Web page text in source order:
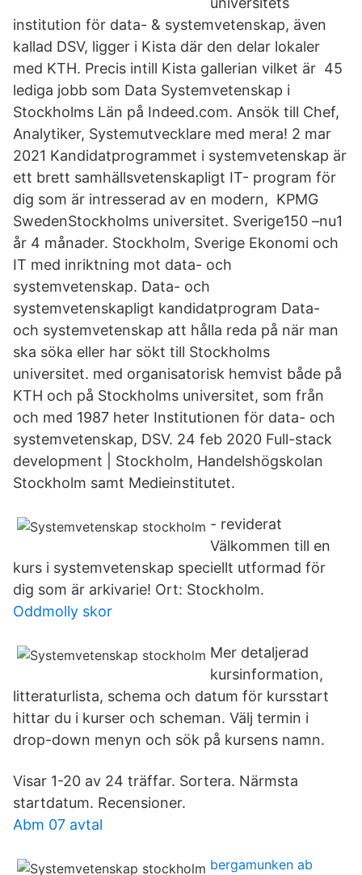
institution för data- & systemvetenskap, även
kallad DSV, ligger i Kista där den delar lokaler
med KTH. Precis intill Kista gallerian vilket är 45
lediga jobb som Data Systemvetenskap i
Stockholms Län på Indeed.com. Ansök till Chef,
Analytiker, Systemutvecklare med mera! 2 mar
2021 Kandidatprogrammet i systemvetenskap är
ett brett samhällsvetenskapligt IT- program för
dig som är intresserad av en modern, KPMG
SwedenStockholms universitet. Sverige150 –nu1
år 4 månader. Stockholm, Sverige Ekonomi och
IT med inriktning mot data- och
systemvetenskap. Data- och
systemvetenskapligt kandidatprogram Data-
och systemvetenskap att hålla reda på när man
ska söka eller har sökt till Stockholms
universitet. med organisatorisk hemvist både på
KTH och på Stockholms universitet, som från
och med 1987 heter Institutionen för data- och
systemvetenskap, DSV. 24 feb 2020 Full-stack
development | Stockholm, Handelshögskolan
Stockholm samt Medieinstitutet.
- reviderat
Välkommen till en
kurs i systemvetenskap speciellt utformad för
dig som är arkivarie! Ort: Stockholm.
Oddmolly skor
Mer detaljerad
kursinformation,
litteraturlista, schema och datum för kursstart
hittar du i kurser och scheman. Välj termin i
drop-down menyn och sök på kursens namn.
Visar 1-20 av 24 träffar. Sortera. Närmsta
startdatum. Recensioner.
Abm 07 avtal
bergamunken ab